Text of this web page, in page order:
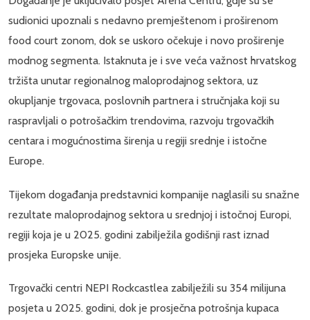
sudionici upoznali s nedavno premještenom i proširenom
food court zonom, dok se uskoro očekuje i novo proširenje
modnog segmenta. Istaknuta je i sve veća važnost hrvatskog
tržišta unutar regionalnog maloprodajnog sektora, uz
okupljanje trgovaca, poslovnih partnera i stručnjaka koji su
raspravljali o potrošačkim trendovima, razvoju trgovačkih
centara i mogućnostima širenja u regiji srednje i istočne
Europe.
Tijekom događanja predstavnici kompanije naglasili su snažne
rezultate maloprodajnog sektora u srednjoj i istočnoj Europi,
regiji koja je u 2025. godini zabilježila godišnji rast iznad
prosjeka Europske unije.
Trgovački centri NEPI Rockcastlea zabilježili su 354 milijuna
posjeta u 2025. godini, dok je prosječna potrošnja kupaca